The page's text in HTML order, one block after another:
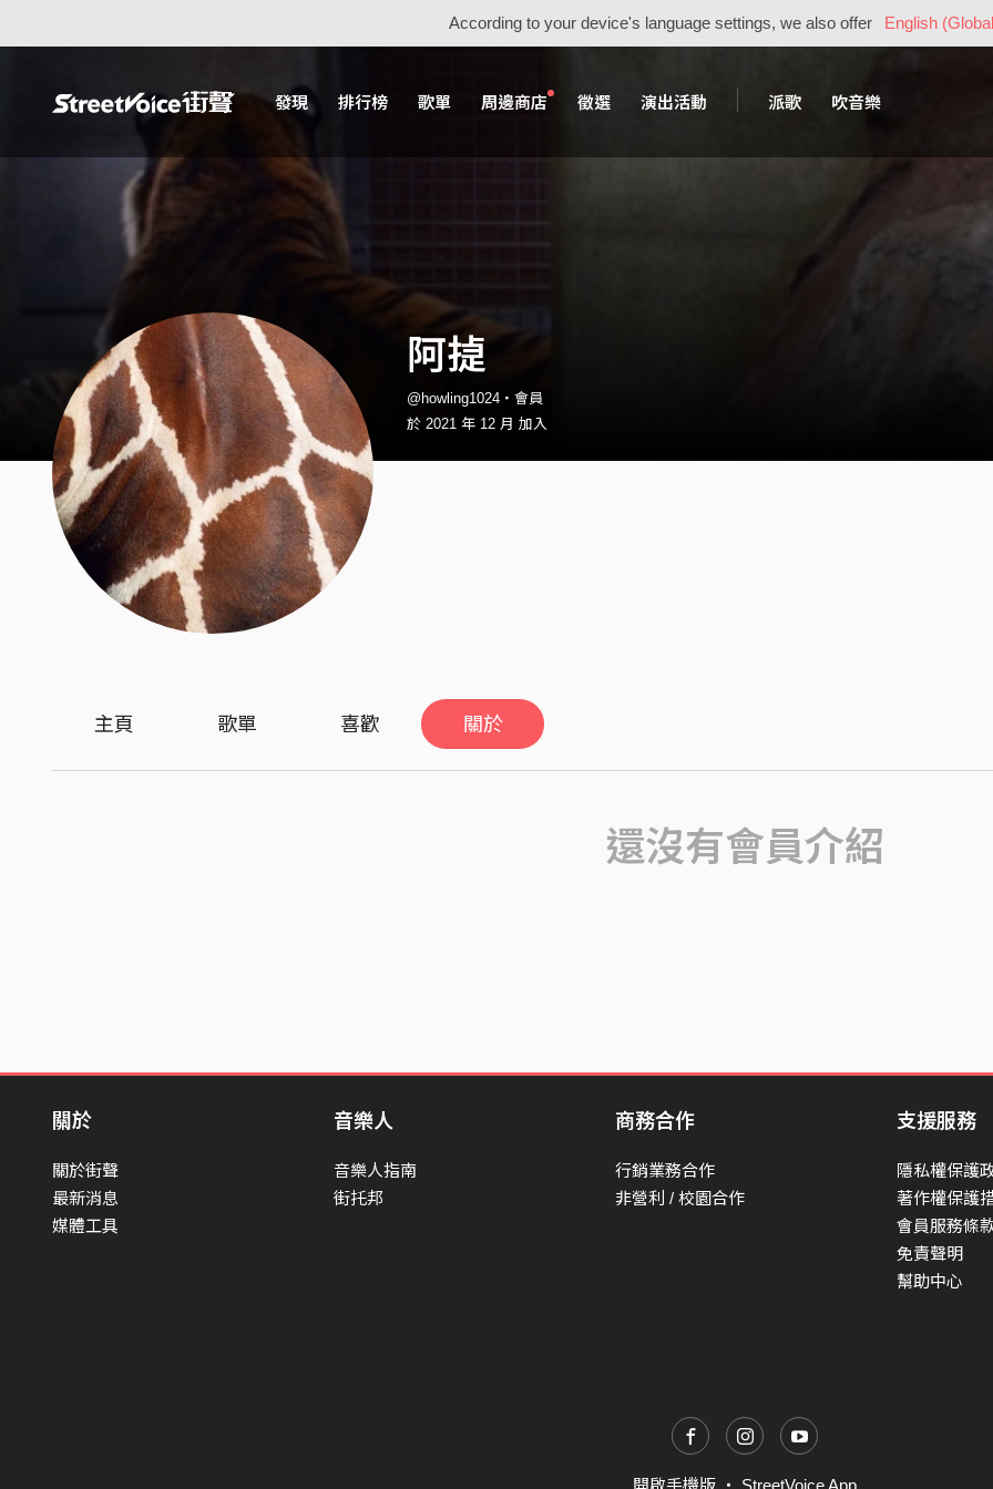
According to your device's language settings, we also offer English
發現 排行榜 歌單 周邊商店 徵選 演出活動 派歌 吹音樂
阿㨗
@howling1024・會員
於 2021 年 12 月 加入
主頁 歌單 喜歡 關於
還沒有會員介紹
關於
關於街聲
最新消息
媒體工具
音樂人
音樂人指南
街托邦
商務合作
行銷業務合作
非營利 / 校園合作
支援服務
隱私權保護
著作權保護
會員服務條
免責聲明
幫助中心
開啟手機版 ・ StreetVoice App